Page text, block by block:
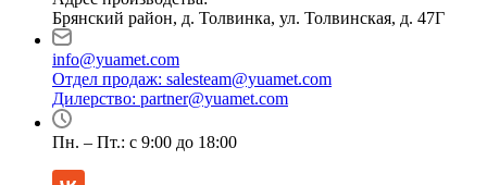
Брянский район, д. Толвинка, ул. Толвинская, д. 47Г
info@yuamet.com
Отдел продаж: salesteam@yuamet.com
Дилерство: partner@yuamet.com
Пн. – Пт.: с 9:00 до 18:00